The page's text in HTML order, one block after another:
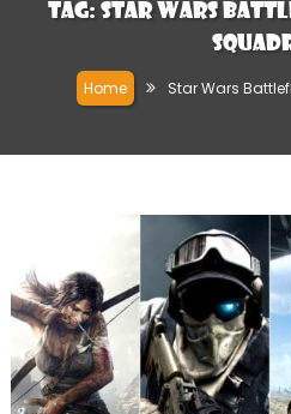
Tag: Star Wars
Home Star Wars